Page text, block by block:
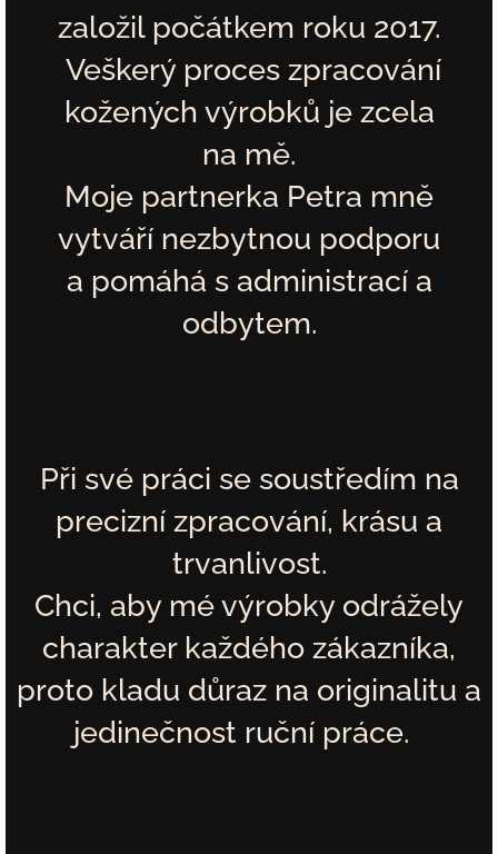
založil počátkem roku 2017.
Veškerý proces zpracování
kožených výrobků je zcela
na mě.
Moje partnerka Petra mně
vytváří nezbytnou podporu
a pomáhá s administrací a
odbytem.
Při své práci se soustředím na
precizní zpracování, krásu a
trvanlivost.
Chci, aby mé výrobky odrážely
charakter každého zákazníka,
proto kladu důraz na originalitu a
jedinečnost ruční práce.